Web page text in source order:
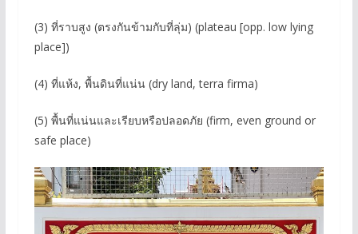
(3) ที่ราบสูง (ตรงกันข้ามกับที่ลุ่ม) (plateau [opp. low lying
place])
(4) ที่แห้ง, พื้นดินที่แน่น (dry land, terra firma)
(5) พื้นที่แน่นและเรียบหรือปลอดภัย (firm, even ground or
safe place)